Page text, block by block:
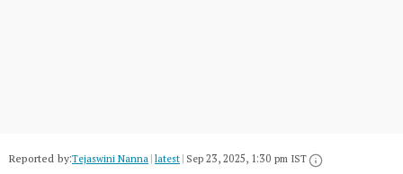
Reported by:Tejaswini Nanna|latest|Sep 23, 2025, 1:30 pm IST